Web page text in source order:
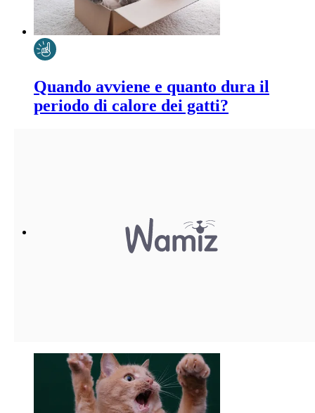
Quando avviene e quanto dura il
periodo di calore dei gatti?